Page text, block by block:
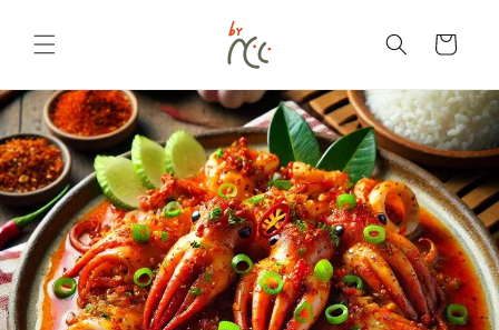
konten
Keranjang